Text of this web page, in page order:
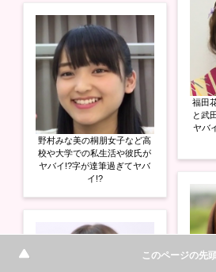
野村みな美の桐朋女子など高
校や大学での私生活や彼氏が
ヤバイ!?字が達筆過ぎてヤバ
イ!?
福田
と武
ヤバ
このページの先